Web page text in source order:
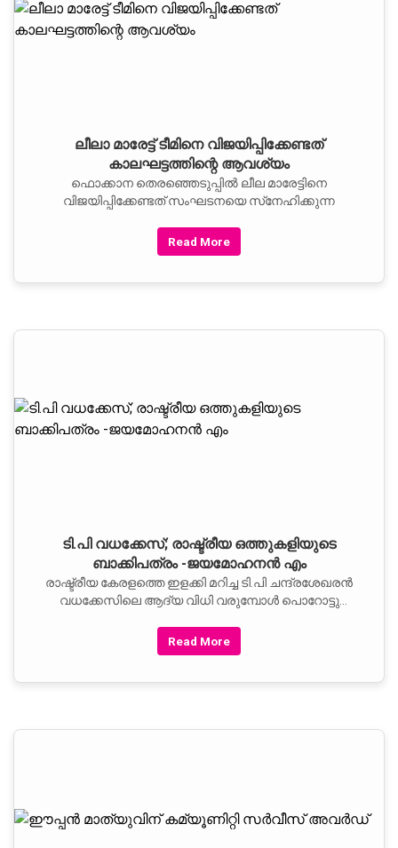
ലീലാ മാരേട്ട് ടീമിനെ വിജയിപ്പിക്കേണ്ടത്
കാലഘട്ടത്തിന്റെ ആവശ്യം
ഫൊക്കാന തെരഞ്ഞെടുപ്പില്‍ ലീല മാരേട്ടിനെ
വിജയിപ്പിക്കേണ്ടത് സംഘടനയെ സ്‌നേഹിക്കുന്ന
Read More
ടി.പി വധക്കേസ്; രാഷ്ട്രീയ ഒത്തുകളിയുടെ
ബാക്കിപത്രം -ജയമോഹനന്‍ എം
രാഷ്ട്രീയ കേരളത്തെ ഇളക്കി മറിച്ച ടി.പി ചന്ദ്രശേഖരന്‍
വധക്കേസിലെ ആദ്യ വിധി വരുമ്പോള്‍ പൊറോട്ടു
Read More